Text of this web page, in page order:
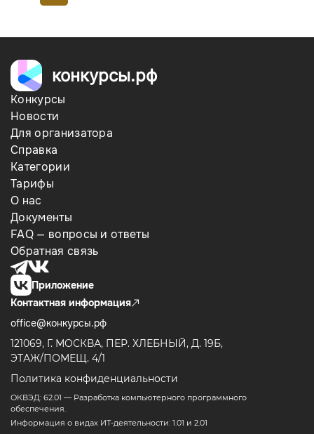
конкурсы.рф
Конкурсы
Новости
Для организатора
Справка
Категории
Тарифы
О нас
Документы
FAQ — вопросы и ответы
Обратная связь
Приложение
Контактная информация
office@конкурсы.рф
121069, Г. МОСКВА, ПЕР. ХЛЕБНЫЙ, Д. 19Б,
ЭТАЖ/ПОМЕЩ. 4/1
Политика конфиденциальности
ОКВЭД: 62.01 — Разработка компьютерного программного
обеспечения.
Информация о видах ИТ-деятельности: 1.01 и 2.01